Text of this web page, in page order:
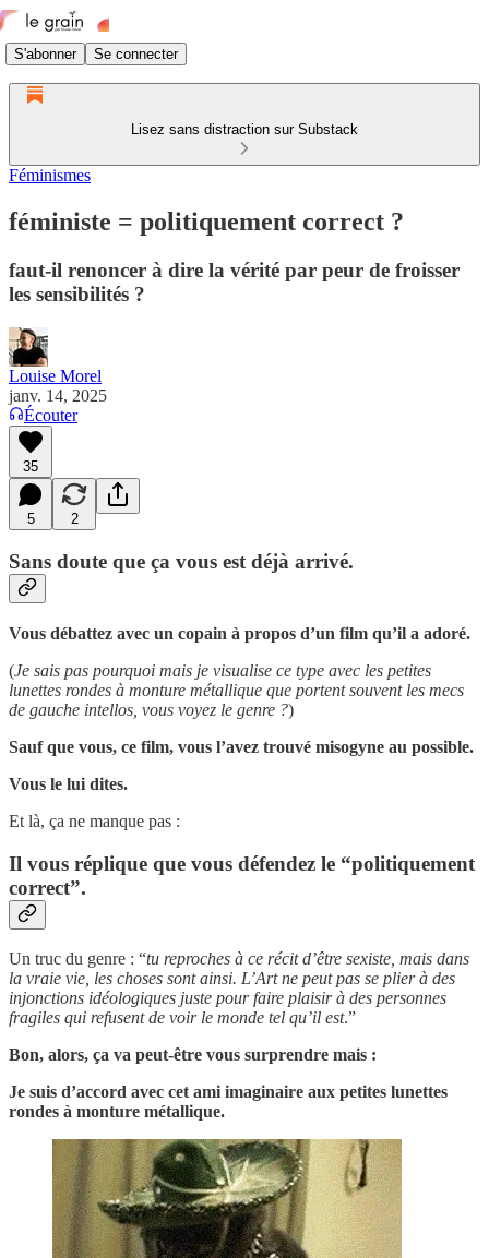
S'abonner Se connecter
Lisez sans distraction sur Substack
Féminismes
féministe = politiquement correct ?
faut-il renoncer à dire la vérité par peur de froisser
les sensibilités ?
Louise Morel
janv. 14, 2025
Écouter
35
5 2
Sans doute que ça vous est déjà arrivé.
Vous débattez avec un copain à propos d’un film qu’il a adoré.
(Je sais pas pourquoi mais je visualise ce type avec les petites
lunettes rondes à monture métallique que portent souvent les mecs
de gauche intellos, vous voyez le genre ?)
Sauf que vous, ce film, vous l’avez trouvé misogyne au possible.
Vous le lui dites.
Et là, ça ne manque pas :
Il vous réplique que vous défendez le “politiquement
correct”.
Un truc du genre : “tu reproches à ce récit d’être sexiste, mais dans
la vraie vie, les choses sont ainsi. L’Art ne peut pas se plier à des
injonctions idéologiques juste pour faire plaisir à des personnes
fragiles qui refusent de voir le monde tel qu’il est.”
Bon, alors, ça va peut-être vous surprendre mais :
Je suis d’accord avec cet ami imaginaire aux petites lunettes
rondes à monture métallique.